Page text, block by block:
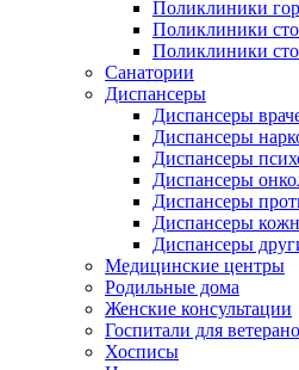
Поликлиники
Поликлиники
Поликлиники
Санатории
Диспансеры
Диспансеры
Диспансеры
Диспансеры
Диспансеры
Диспансеры
Диспансеры
Диспансеры
Медицинские центры
Родильные дома
Женские консультации
Госпитали для
Хосписы